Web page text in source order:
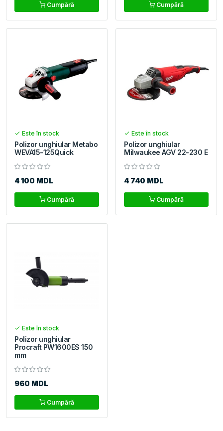
Cumpără Cumpără
Este în stock
Polizor unghiular Metabo
WEVA15-125Quick
4 100 MDL
Cumpără
Este în stock
Polizor unghiular
Milwaukee AGV 22-230 E
4 740 MDL
Cumpără
Este în stock
Polizor unghiular
Procraft PW1600ES 150
mm
960 MDL
Cumpără